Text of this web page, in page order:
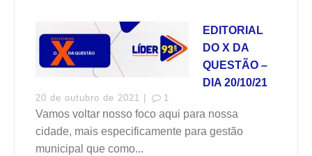
EDITORIAL
DO X DA
QUESTÃO –
DIA 20/10/21
20 de outubro de 2021 | 1
Vamos voltar nosso foco aqui para nossa
cidade, mais especificamente para gestão
municipal que como...